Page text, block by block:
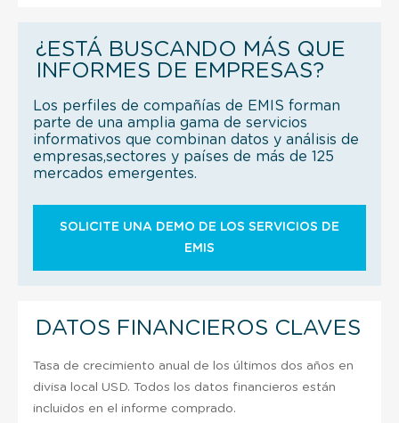
¿ESTÁ BUSCANDO MÁS QUE
INFORMES DE EMPRESAS?
Los perfiles de compañías de EMIS forman
parte de una amplia gama de servicios
informativos que combinan datos y análisis de
empresas,sectores y países de más de 125
mercados emergentes.
SOLICITE UNA DEMO DE LOS SERVICIOS DE
EMIS
DATOS FINANCIEROS CLAVES
Tasa de crecimiento anual de los últimos dos años en
divisa local USD. Todos los datos financieros están
incluidos en el informe comprado.